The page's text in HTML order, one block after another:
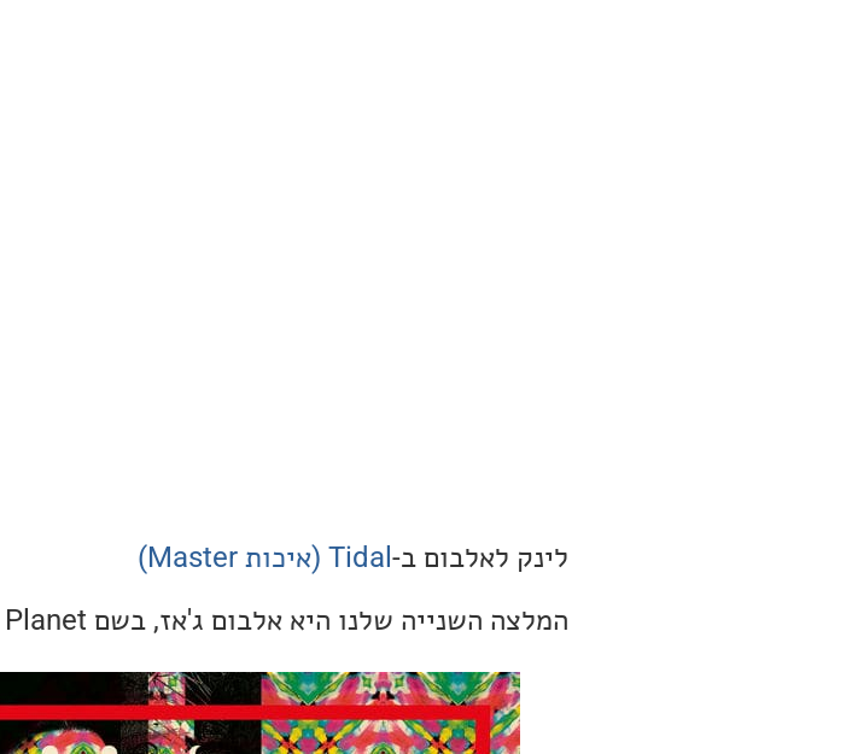
לינק לאלבום ב-Tidal (איכות Master)
המלצה השנייה שלנו היא אלבום ג'אז, בשם Planet והוא שייך ל-Isfar Sarabski.